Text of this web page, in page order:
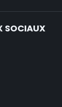
SOCIAUX